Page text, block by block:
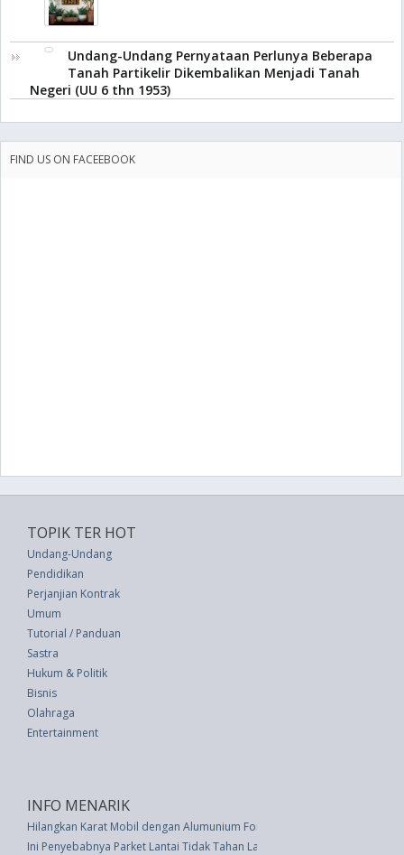
Undang-Undang Pernyataan Perlunya Beberapa
Tanah Partikelir Dikembalikan Menjadi Tanah
Negeri (UU 6 thn 1953)
FIND US ON FACEEBOOK
TOPIK TER HOT
Undang-Undang
Pendidikan
Perjanjian Kontrak
Umum
Tutorial / Panduan
Sastra
Hukum & Politik
Bisnis
Olahraga
Entertainment
INFO MENARIK
Hilangkan Karat Mobil dengan Alumunium Foil
Ini Penyebabnya Parket Lantai Tidak Tahan Lama